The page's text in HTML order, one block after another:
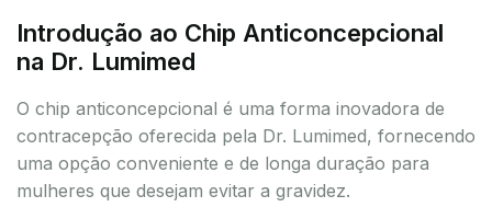
Introdução ao Chip Anticoncepcional
na Dr. Lumimed
O chip anticoncepcional é uma forma inovadora de
contracepção oferecida pela Dr. Lumimed, fornecendo
uma opção conveniente e de longa duração para
mulheres que desejam evitar a gravidez.